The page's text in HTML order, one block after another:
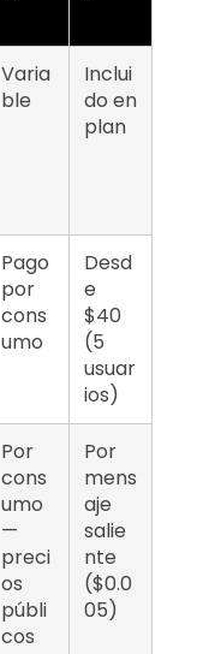
Varia
ble
Inclui
do en
plan
Pago
por
cons
umo
Desd
e
$40
(5
usuar
ios)
Por
cons
umo
—
preci
os
públi
cos
Por
mens
aje
salie
nte
($0.0
05)